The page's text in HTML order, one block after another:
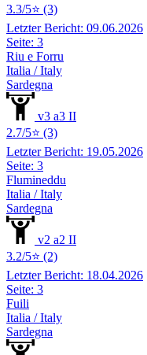
3.3/5⭐ (3)
Letzter Bericht: 09.06.2026
Seite: 3
Riu e Forru
Italia / Italy
Sardegna
v3 a3 II
2.7/5⭐ (3)
Letzter Bericht: 19.05.2026
Seite: 3
Flumineddu
Italia / Italy
Sardegna
v2 a2 II
3.2/5⭐ (2)
Letzter Bericht: 18.04.2026
Seite: 3
Fuili
Italia / Italy
Sardegna